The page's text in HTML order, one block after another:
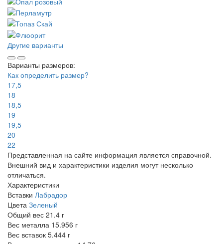
Другие варианты
Варианты размеров:
Как определить размер?
17,5
18
18,5
19
19,5
20
22
Представленная на сайте информация является справочной.
Внешний вид и характеристики изделия могут несколько
отличаться.
Характеристики
Вставки Лабрадор
Цвета Зеленый
Общий вес 21.4 г
Вес металла 15.956 г
Вес вставок 5.444 г